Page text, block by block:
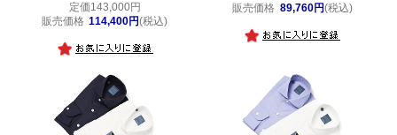
定価143,000円
販売価格 114,400円(税込)
販売価格 89,760円(税込)